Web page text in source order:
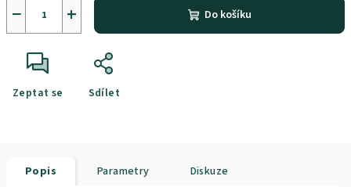
+
− Do košíku
Zeptat se Sdílet
Popis Parametry Diskuze